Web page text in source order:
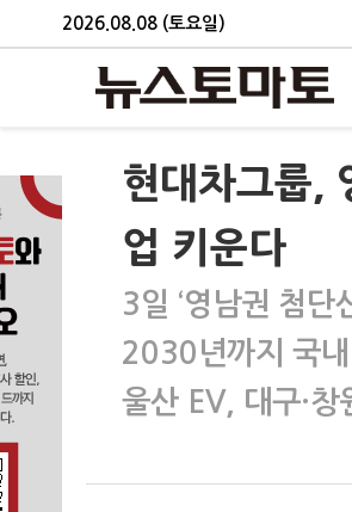
2026.08.08 (토요일)
현대차그룹,
업 키운다
3일 ‘영남권 첨단
2030년까지 국
울산 EV, 대구·창